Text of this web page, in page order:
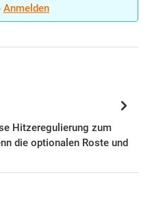
Anmelden
Hitzeregulierung zum
die optionalen Roste und